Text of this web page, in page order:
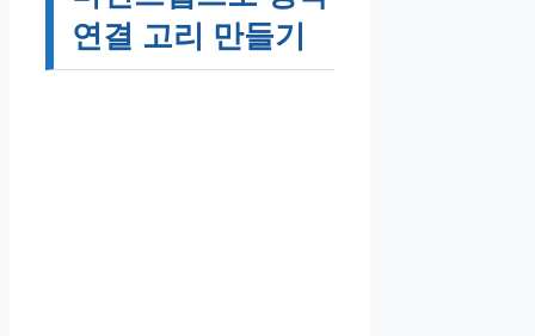
연결 고리 만들기